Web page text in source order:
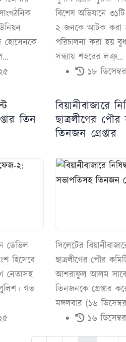
হোসেনকে
বিশেষ অভিযানে
২ জনকে আটক করা
পরিচালনা করা হয়
সন্ধ্যায় শহরের লঞ্...
১৮
তিন
ডেভিল
হিসেবে
নেতাসহ
গত
বিয়ানীবাজারে
ছাত্রলীগের
তিনজন গ্রেপ্তার
সিলেটের
ছাত্রলীগের পৌর
আশরাফুল আলম
তিনজনকে গ্রেপ্তার
মঙ্গলবার (১৬
১৬